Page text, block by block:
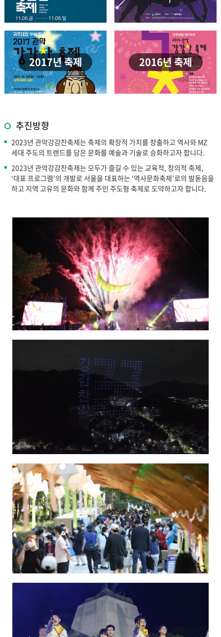
2017년 축제 2016년 축제
추진방향
2023년 관악강감찬축제는 축제의 확장적 가치를 창출하고 역사와 MZ
세대 주도의 트렌드를 담은 문화를 예술과 기술로 승화하고자 합니다.
2023년 관악강감찬축제는 모두가 즐길 수 있는 교육적, 창의적 축제,
‘대표 프로그램’의 개발로 서울을 대표하는 ‘역사문화축제’로의 발돋음을
하고 지역 고유의 문화와 함께 주민 주도형 축제로 도약하고자 합니다.